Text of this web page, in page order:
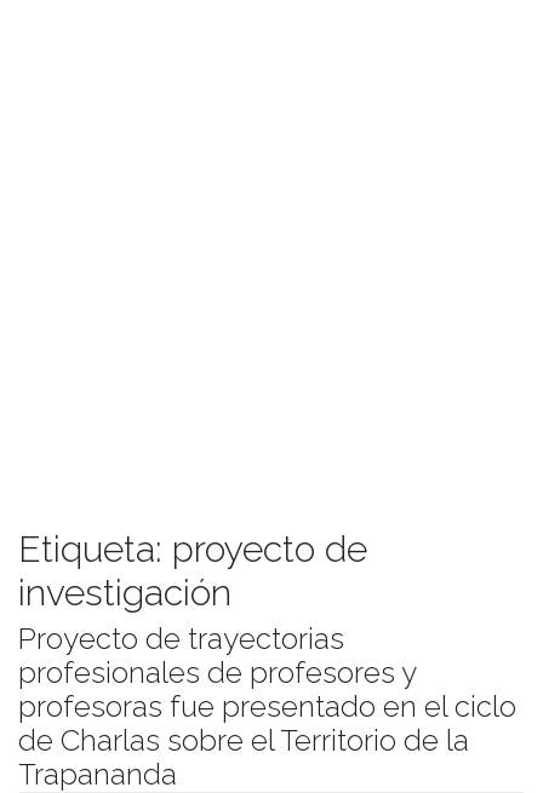
Etiqueta: proyecto de
investigación
Proyecto de trayectorias
profesionales de profesores y
profesoras fue presentado en el ciclo
de Charlas sobre el Territorio de la
Trapananda